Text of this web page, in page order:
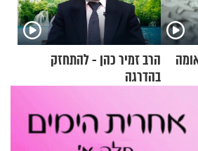
הרב זמיר כהן - להתחזק
בהדרגה